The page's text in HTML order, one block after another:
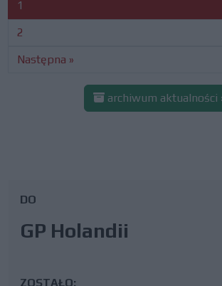
1
2
Następna »
archiwum aktualności
DO
GP Holandii
ZOSTAŁO: